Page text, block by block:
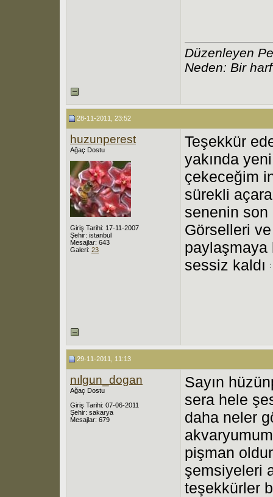
Düzenleyen
Neden: Bir
28-11-2011, 23:52
huzunperest
Ağaç Dostu
Giriş Tarihi: 17-11-2007
Şehir: istanbul
Mesajlar: 643
Galeri: 23
Teşekkür
yakında
çekeceğim
sürekli
senenin
Görselleri
paylaşmaya
sessiz kaldı
29-11-2011, 11:13
nılgun_dogan
Ağaç Dostu
Giriş Tarihi: 07-06-2011
Şehir: sakarya
Mesajlar: 679
Sayın
sera hele
daha neler
pişman
şemsiyeleri
teşekkürler